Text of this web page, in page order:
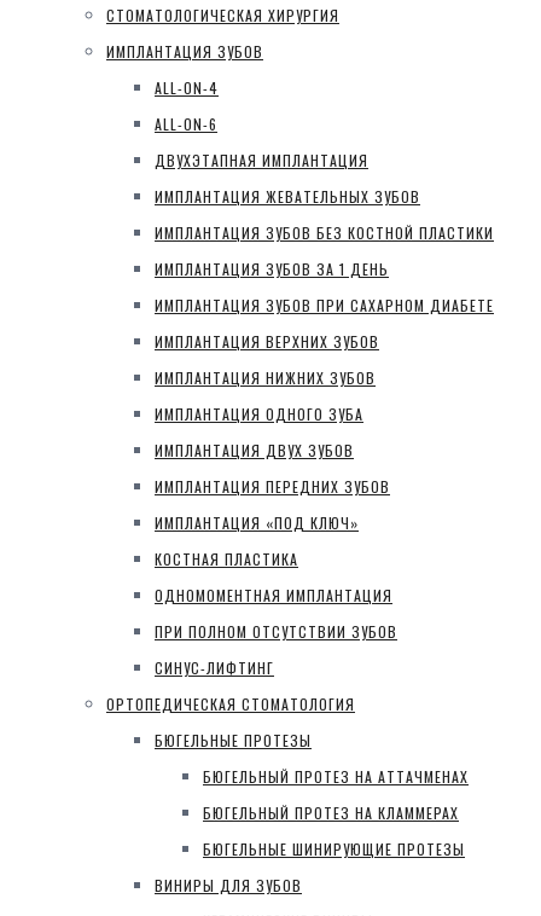
СТОМАТОЛОГИЧЕСКАЯ ХИРУРГИЯ
ИМПЛАНТАЦИЯ ЗУБОВ
ALL-ON-4
ALL-ON-6
ДВУХЭТАПНАЯ ИМПЛАНТАЦИЯ
ИМПЛАНТАЦИЯ ЖЕВАТЕЛЬНЫХ ЗУБОВ
ИМПЛАНТАЦИЯ ЗУБОВ БЕЗ КОСТНОЙ ПЛАСТИКИ
ИМПЛАНТАЦИЯ ЗУБОВ ЗА 1 ДЕНЬ
ИМПЛАНТАЦИЯ ЗУБОВ ПРИ САХАРНОМ ДИАБЕТЕ
ИМПЛАНТАЦИЯ ВЕРХНИХ ЗУБОВ
ИМПЛАНТАЦИЯ НИЖНИХ ЗУБОВ
ИМПЛАНТАЦИЯ ОДНОГО ЗУБА
ИМПЛАНТАЦИЯ ДВУХ ЗУБОВ
ИМПЛАНТАЦИЯ ПЕРЕДНИХ ЗУБОВ
ИМПЛАНТАЦИЯ «ПОД КЛЮЧ»
КОСТНАЯ ПЛАСТИКА
ОДНОМОМЕНТНАЯ ИМПЛАНТАЦИЯ
ПРИ ПОЛНОМ ОТСУТСТВИИ ЗУБОВ
СИНУС-ЛИФТИНГ
ОРТОПЕДИЧЕСКАЯ СТОМАТОЛОГИЯ
БЮГЕЛЬНЫЕ ПРОТЕЗЫ
БЮГЕЛЬНЫЙ ПРОТЕЗ НА АТТАЧМЕНАХ
БЮГЕЛЬНЫЙ ПРОТЕЗ НА КЛАММЕРАХ
БЮГЕЛЬНЫЕ ШИНИРУЮЩИЕ ПРОТЕЗЫ
ВИНИРЫ ДЛЯ ЗУБОВ